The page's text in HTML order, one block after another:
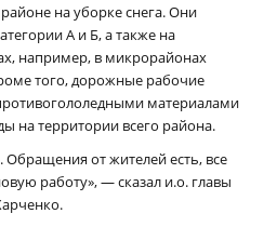
на уборке снега. Они
А и Б, а также на
например, в микрорайонах
того, дорожные рабочие
материалами
на территории всего района.
Обращения от жителей есть, все
работу», — сказал и.о. главы